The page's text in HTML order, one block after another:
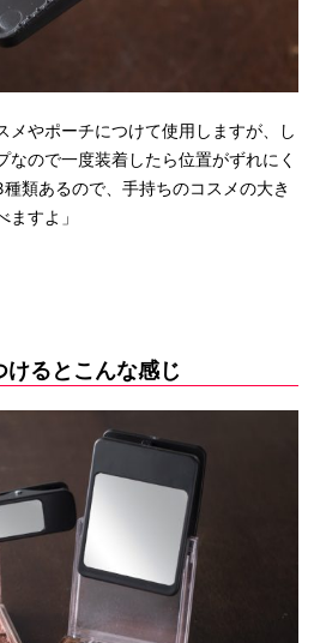
メやポーチにつけて使用しますが、し
なので一度装着したら位置がずれにく
類あるので、手持ちのコスメの大き
すよ」
けるとこんな感じ